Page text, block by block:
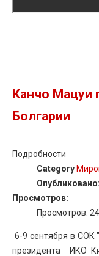
Канчо Мацуи
Болгарии
Подробности
Category
Опубликовано:
Просмотров:
Просмотров:
6-9 сентября в СОК
президента ИКО